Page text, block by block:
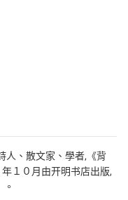
人、散文家、學者,《背
１０月由开明书店出版,